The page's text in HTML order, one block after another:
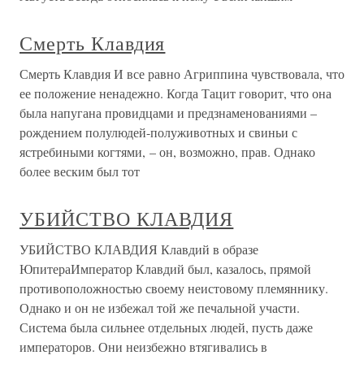
Смерть Клавдия
Смерть Клавдия И все равно Агриппина чувствовала, что
ее положение ненадежно. Когда Тацит говорит, что она
была напугана провидцами и предзнаменованиями –
рождением полулюдей-полуживотных и свиньи с
ястребиными когтями, – он, возможно, прав. Однако
более веским был тот
УБИЙСТВО КЛАВДИЯ
УБИЙСТВО КЛАВДИЯ Клавдий в образе
ЮпитераИмператор Клавдий был, казалось, прямой
противоположностью своему неистовому племяннику.
Однако и он не избежал той же печальной участи.
Система была сильнее отдельных людей, пусть даже
императоров. Они неизбежно втягивались в